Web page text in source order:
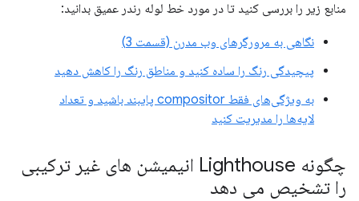
منابع زیر را بررسی کنید تا در مورد خط لوله رندر عمیق بدانید:
نگاهی به مرورگرهای وب مدرن (قسمت 3)
پیچیدگی رنگ را ساده کنید و مناطق رنگ را کاهش دهید
به ویژگی‌های فقط compositor پایبند باشید و تعداد
لایه‌ها را مدیریت کنید
چگونه Lighthouse انیمیشن های غیر ترکیبی
را تشخیص می دهد